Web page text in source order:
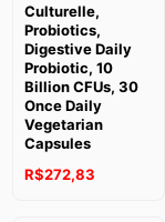
Culturelle,
Probiotics,
Digestive Daily
Probiotic, 10
Billion CFUs, 30
Once Daily
Vegetarian
Capsules
R$272,83